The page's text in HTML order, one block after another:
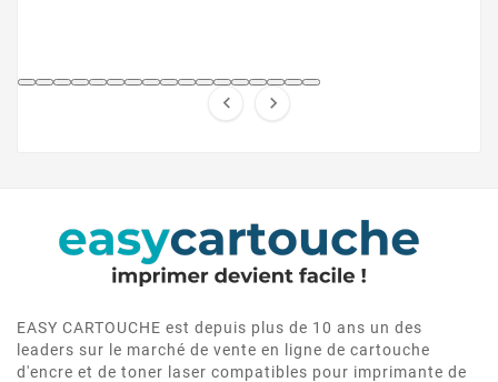
 
EASY CARTOUCHE est depuis plus de 10 ans un des
leaders sur le marché de vente en ligne de cartouche
d'encre et de toner laser compatibles pour imprimante de